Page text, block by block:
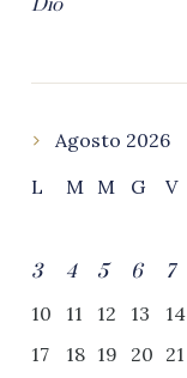
Agosto 2026
L
M M G V
3
4 5 6 7
10
11 12 13 14
17
18 19 20 21